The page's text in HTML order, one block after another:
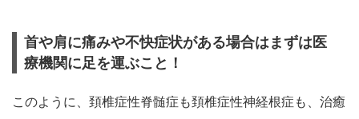
首や肩に痛みや不快症状がある場合はまずは医
療機関に足を運ぶこと！
このように、頚椎症性脊髄症も頚椎症性神経根症も、治癒